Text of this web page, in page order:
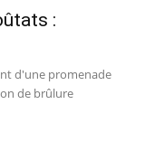
:
d'une promenade
de brûlure